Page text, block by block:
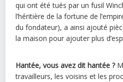
qui ont été tués par un fusil
l’héritière de la fortune de
du fondateur), a ainsi ajouté
lamaison pour ajouter plus
Hantée, vous avez dit hantée ?
travailleurs, les voisins et les